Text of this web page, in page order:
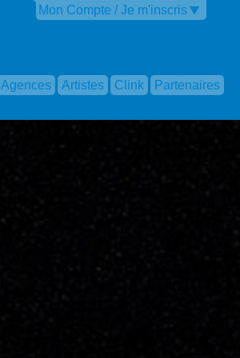
Mon Compte / Je m'inscris
Agences Artistes Clink Partenaires